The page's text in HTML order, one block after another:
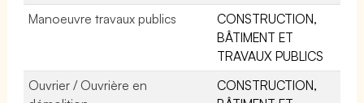
Manoeuvre travaux publics
CONSTRUCTION,
BÂTIMENT ET
TRAVAUX PUBLICS
Ouvrier / Ouvrière en
CONSTRUCTION,